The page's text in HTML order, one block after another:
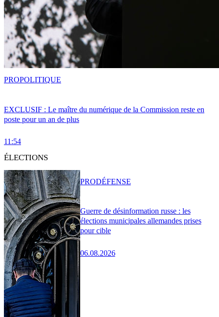
EXCLUSIF : Le maître du numérique de la Commission reste en
poste pour un an de plus
11:54
PROPOLITIQUE
ÉLECTIONS
Guerre de désinformation russe : les
élections municipales allemandes prises
pour cible
06.08.2026
PRODÉFENSE